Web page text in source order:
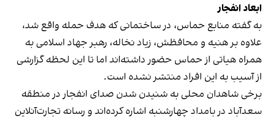
ابعاد انفجار
به گفته منابع حماس، در ساختمانی که هدف حمله واقع شد،
علاوه بر هنیه و محافظش، زیاد نخاله، رهبر جهاد اسلامی به
همراه هیاتی از حماس حضور داشته‌اند اما تا این لحظه گزارشی
از آسیب به این افراد منتشر نشده است.
برخی شاهدان محلی به شنیدن شدن صدای انفجار در منطقه
سعد‌آباد در بامداد چهارشنبه اشاره کرده‌اند و رسانه تجارت‌آنلاین